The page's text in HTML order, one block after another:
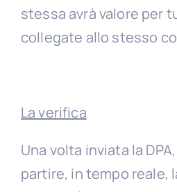
stessa avrà valore per
collegate allo stesso
La verifica
Una volta inviata la
partire, in tempo reale,